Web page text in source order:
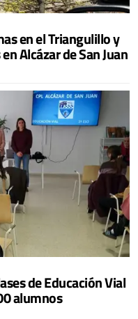
en el Triangulillo y
Alcázar de San Juan
de Educación Vial
alumnos